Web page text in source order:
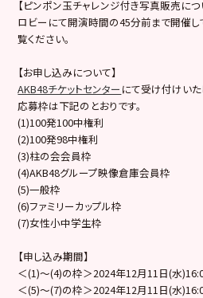
【ピンポン玉チャレンジ付き写真販売につ
ロビーにて開演時間の45分前まで開催し
覧ください。
【お申し込みについて】
AKB48チケットセンター にて受け付けいた
応募枠は下記のとおりです。
(1)100発100中権利
(2)100発98中権利
(3)柱の会会員枠
(4)AKB48グループ映像倉庫会員枠
(5)一般枠
(6)ファミリーカップル枠
(7)女性小中学生枠
【申し込み期間】
＜(1)～(4)の枠＞2024年12月11日(水
＜(5)～(7)の枠＞2024年12月11日(水